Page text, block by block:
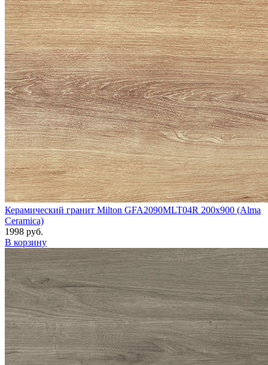
Керамический гранит Milton GFA2090MLT04R 200x900 (Alma
Ceramica)
1998 руб.
В корзину